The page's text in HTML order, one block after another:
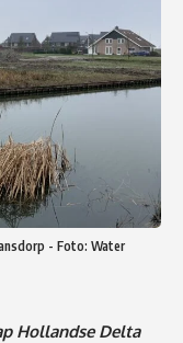
- Foto: Water
Hollandse Delta